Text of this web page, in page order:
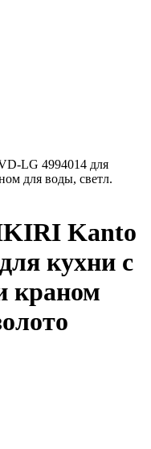
LG 4994014 для
для воды, светл.
Kanto
кухни с
краном